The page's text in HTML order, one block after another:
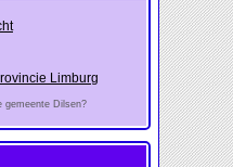
Limburg
gemeente Dilsen?